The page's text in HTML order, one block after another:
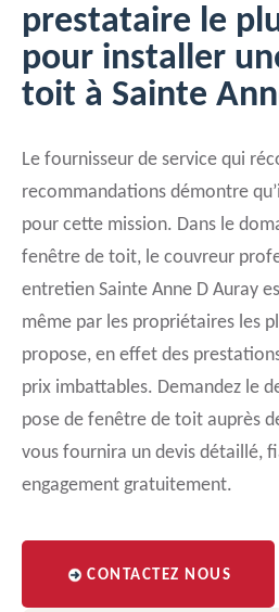
prestataire le
pour installer
toit à Sainte
Le fournisseur de service qui
recommandations démontre
pour cette mission. Dans le
fenêtre de toit, le couvreur
entretien Sainte Anne D Auray
même par les propriétaires les
propose, en effet des
prix imbattables. Demandez le
pose de fenêtre de toit auprès
vous fournira un devis détaillé,
engagement gratuitement.
CONTACTEZ NOUS